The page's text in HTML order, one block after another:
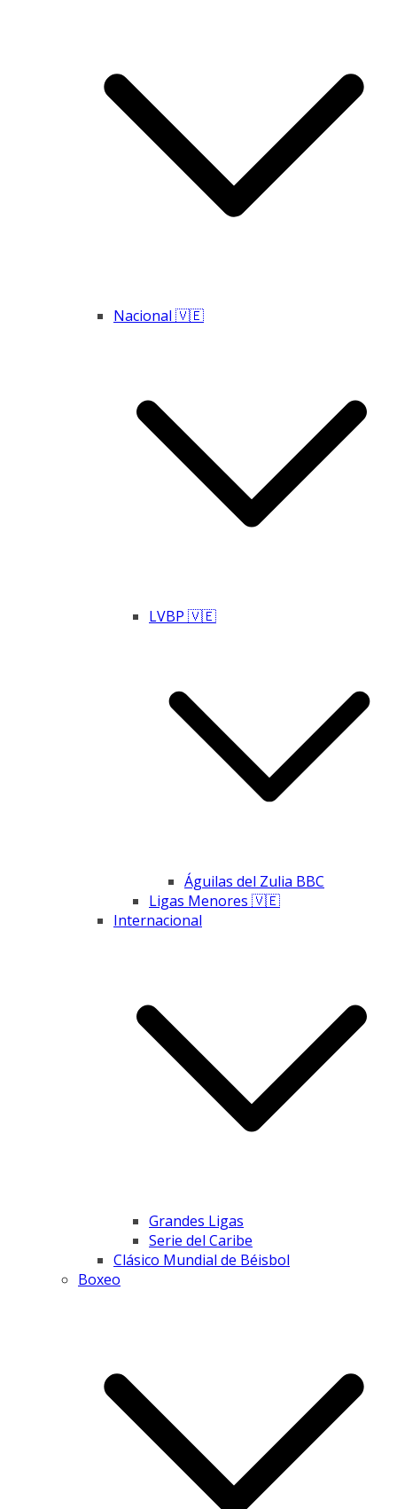
Nacional 🇻🇪
LVBP 🇻🇪
Águilas del Zulia BBC
Ligas Menores 🇻🇪
Internacional
Grandes Ligas
Serie del Caribe
Clásico Mundial de Béisbol
Boxeo